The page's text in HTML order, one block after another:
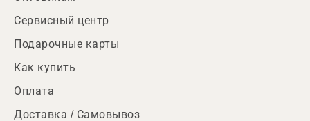
Сервисный центр
Подарочные карты
Как купить
Оплата
Доставка / Самовывоз